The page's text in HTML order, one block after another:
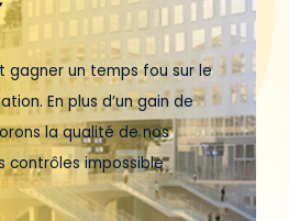
gagner un temps fou sur le
En plus d’un gain de
la qualité de nos
contrôles impossible